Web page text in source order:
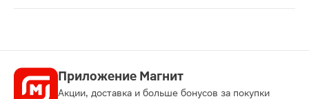
Приложение Магнит
Акции, доставка и больше бонусов за покупки